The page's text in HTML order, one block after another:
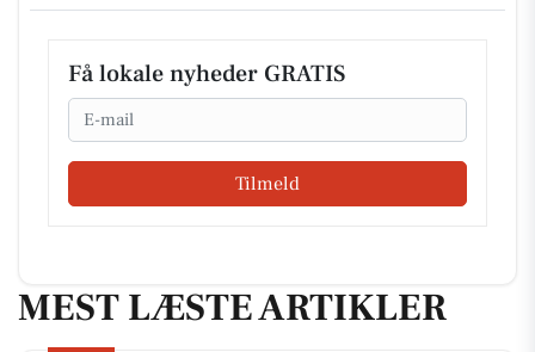
Få lokale nyheder GRATIS
Email
Tilmeld
MEST LÆSTE ARTIKLER